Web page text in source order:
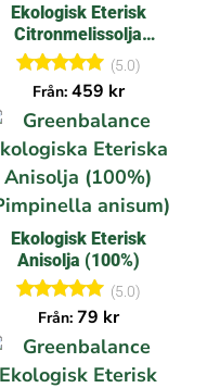
Ekologisk Eterisk
Citronmelissolja
(100%)
Betygsatt
av 5
(5.0)
Från: 459 kr
Ekologisk Eterisk
Anisolja (100%)
Betygsatt
av 5
(5.0)
Från: 79 kr